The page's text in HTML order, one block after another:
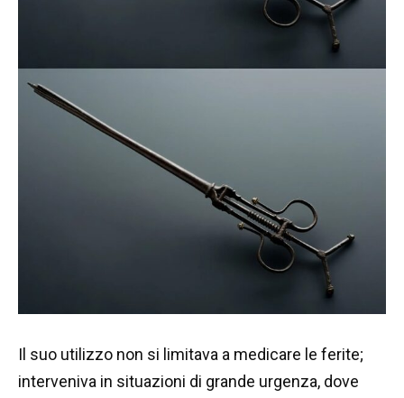
Il suo utilizzo non si limitava a medicare le ferite;
interveniva in situazioni di grande urgenza, dove